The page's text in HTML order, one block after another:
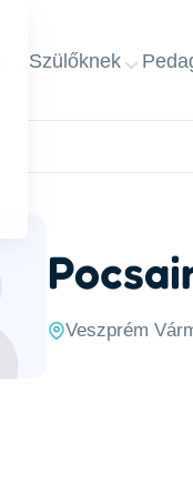
Szülőknek
Veszprém